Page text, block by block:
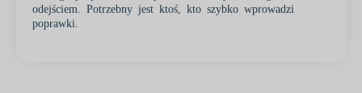
odejściem. Potrzebny jest ktoś, kto szybko wprowadzi
poprawki.